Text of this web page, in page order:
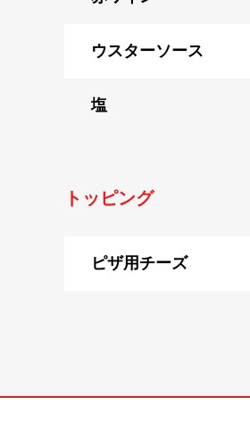
ウスターソース
塩
トッピング
ピザ用チーズ